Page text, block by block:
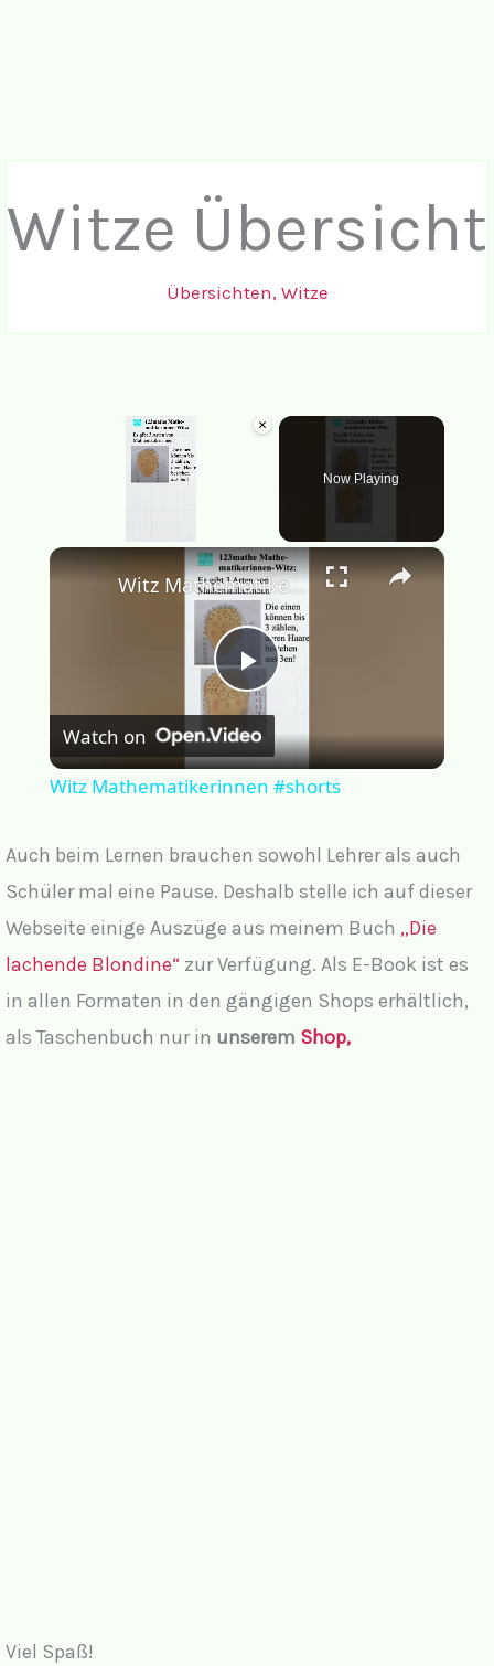
Witze Übersicht
Übersichten, Witze
×
Now Playing
×
Play
Video
Witz Mathematikerinnen #shorts
Watch on
Witz Mathematikerinnen #shorts
Auch beim Lernen brauchen sowohl Lehrer als auch
Schüler mal eine Pause. Deshalb stelle ich auf dieser
Webseite einige Auszüge aus meinem Buch „Die
lachende Blondine“ zur Verfügung. Als E-Book ist es
in allen Formaten in den gängigen Shops erhältlich,
als Taschenbuch nur in unserem Shop,
Viel Spaß!